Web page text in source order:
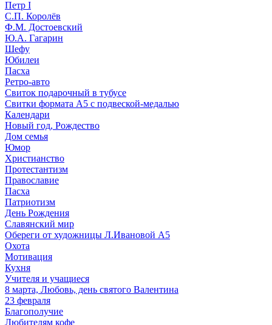
Петр I
С.П. Королёв
Ф.М. Достоевский
Ю.А. Гагарин
Шефу
Юбилеи
Пасха
Ретро-авто
Свиток подарочный в тубусе
Свитки формата А5 с подвеской-медалью
Календари
Новый год, Рождество
Дом семья
Юмор
Христианство
Протестантизм
Православие
Пасха
Патриотизм
День Рождения
Славянский мир
Обереги от художницы Л.Ивановой А5
Охота
Мотивация
Кухня
Учителя и учащиеся
8 марта, Любовь, день святого Валентина
23 февраля
Благополучие
Любителям кофе